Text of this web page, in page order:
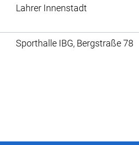
Lahrer Innenstadt
Sporthalle IBG, Bergstraße 78